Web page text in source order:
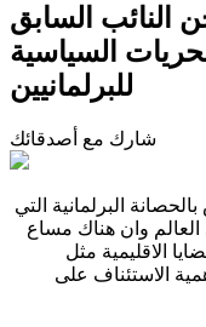
النائب السابق
السياسية
للبرلمانيين
شارك مع أصدقائك
البرلمانية التي
وان هناك مساع
الاقليمية مثل
الاستئناف على